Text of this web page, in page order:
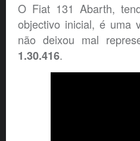
O Fiat 131 Abarth,
objectivo inicial, é uma
não deixou mal
1.30.416.